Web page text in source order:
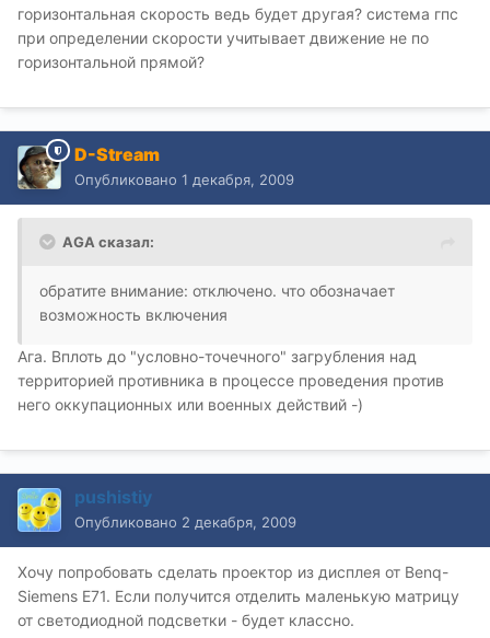
горизонтальная скорость ведь будет другая? система гпс
при определении скорости учитывает движение не по
горизонтальной прямой?
D-Stream
Опубликовано 1 декабря, 2009
AGA сказал:
обратите внимание: отключено. что обозначает
возможность включения
Ага. Вплоть до "условно-точечного" загрубления над
территорией противника в процессе проведения против
него оккупационных или военных действий -)
pushistiy
Опубликовано 2 декабря, 2009
Хочу попробовать сделать проектор из дисплея от Benq-
Siemens E71. Если получится отделить маленькую матрицу
от светодиодной подсветки - будет классно.